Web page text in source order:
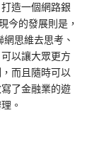
造一個網路銀
今的發展則是，
思維去思考、
以讓大眾更方
而且隨時可以
了金融業的遊
。